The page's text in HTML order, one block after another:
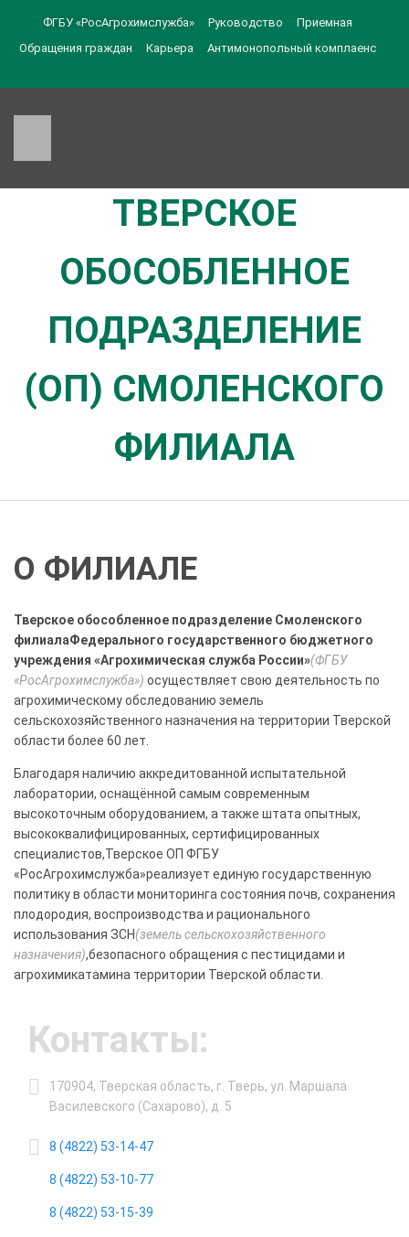
ФГБУ «РосАгрохимслужба» Руководство
Приемная
Обращения граждан
Карьера Антимонопольный комплаенс
ТВЕРСКОЕ
ОБОСОБЛЕННОЕ
ПОДРАЗДЕЛЕНИЕ
(ОП) СМОЛЕНСКОГО
ФИЛИАЛА
О ФИЛИАЛЕ
Тверское обособленное подразделение Смоленского
филиалаФедерального государственного бюджетного
учреждения «Агрохимическая служба России»(ФГБУ
«РосАгрохимслужба») осуществляет свою деятельность по
агрохимическому обследованию земель
сельскохозяйственного назначения на территории Тверской
области более 60 лет.
Благодаря наличию аккредитованной испытательной
лаборатории, оснащённой самым современным
высокоточным оборудованием, а также штата опытных,
высококвалифицированных, сертифицированных
специалистов,Тверское ОП ФГБУ
«РосАгрохимслужба»реализует единую государственную
политику в области мониторинга состояния почв, сохранения
плодородия, воспроизводства и рационального
использования ЗСН(земель сельскохозяйственного
назначения),безопасного обращения с пестицидами и
агрохимикатамина территории Тверской области.
Контакты:
170904, Тверская область, г. Тверь, ул. Маршала
Василевского (Сахарово), д. 5
8 (4822) 53-14-47
8 (4822) 53-10-77
8 (4822) 53-15-39